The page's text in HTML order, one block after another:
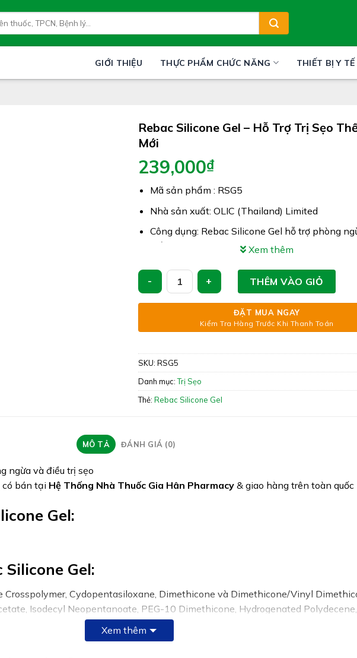
GIỚI THIỆU THỰC PHẨM CHỨC NĂNG THIẾT BỊ Y TẾ
Rebac Silicone Gel – Hỗ Trợ Trị Sẹo
Mới
239,000₫
Mã sản phẩm : RSG5
Nhà sản xuất: OLIC (Thailand) Limited
Công dụng: Rebac Silicone Gel hỗ trợ phòng
điều trị sẹo
Giấy phép: 220002569/PCBA-HCM
Tình trạng hàng: Còn hàng
Xem thêm
Rebac Silicone Gel – Hỗ Trợ Trị Sẹo Thế Hệ Mới số
THÊM VÀO GIỎ
ĐẶT MUA NGAY
Kiểm Tra Hàng Trước Khi Thanh Toán
SKU: RSG5
Danh mục:Trị Sẹo
Thẻ: Rebac Silicone Gel
MÔ TẢ ĐÁNH GIÁ (0)
ngừa và điều trị sẹo
bán tại Hệ Thống Nhà Thuốc Gia Hân Pharmacy & giao hàng trên toàn quốc
Gel:
Gel:
Cydopentasiloxane, Dimethicone và Dimethicone/Vinyl
Isodecyl Neopentanoate, PEG-10 Dimethicone, Hydrogenated
1, Allium cepa Bulb Extract, Centella asiatica Extract, Polyurethane-35
Xem thêm